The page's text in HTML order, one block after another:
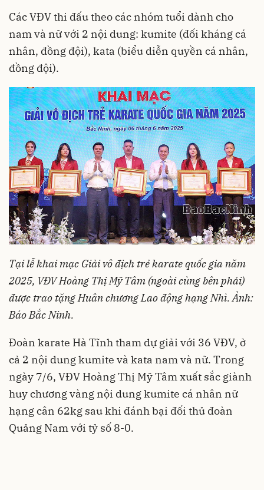
Các VĐV thi đấu theo các nhóm tuổi dành cho
nam và nữ với 2 nội dung: kumite (đối kháng cá
nhân, đồng đội), kata (biểu diễn quyền cá nhân,
đồng đội).
Tại lễ khai mạc Giải vô địch trẻ karate quốc gia năm
2025, VĐV Hoàng Thị Mỹ Tâm (ngoài cùng bên phải)
được trao tặng Huân chương Lao động hạng Nhì. Ảnh:
Báo Bắc Ninh.
Đoàn karate Hà Tĩnh tham dự giải với 36 VĐV, ở
cả 2 nội dung kumite và kata nam và nữ. Trong
ngày 7/6, VĐV Hoàng Thị Mỹ Tâm xuất sắc giành
huy chương vàng nội dung kumite cá nhân nữ
hạng cân 62kg sau khi đánh bại đối thủ đoàn
Quảng Nam với tỷ số 8-0.